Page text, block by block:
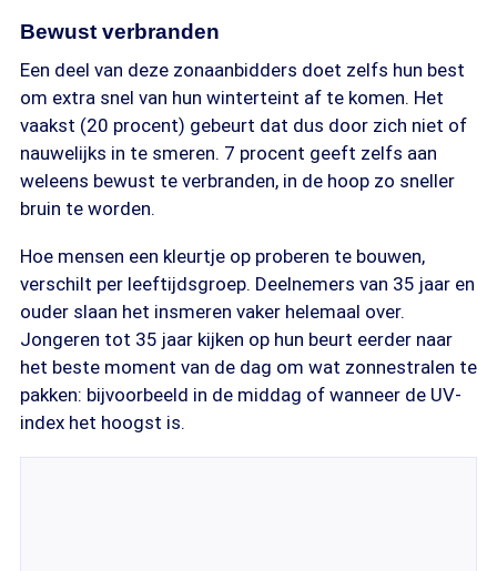
Bewust verbranden
Een deel van deze zonaanbidders doet zelfs hun best
om extra snel van hun winterteint af te komen. Het
vaakst (20 procent) gebeurt dat dus door zich niet of
nauwelijks in te smeren. 7 procent geeft zelfs aan
weleens bewust te verbranden, in de hoop zo sneller
bruin te worden.
Hoe mensen een kleurtje op proberen te bouwen,
verschilt per leeftijdsgroep. Deelnemers van 35 jaar en
ouder slaan het insmeren vaker helemaal over.
Jongeren tot 35 jaar kijken op hun beurt eerder naar
het beste moment van de dag om wat zonnestralen te
pakken: bijvoorbeeld in de middag of wanneer de UV-
index het hoogst is.